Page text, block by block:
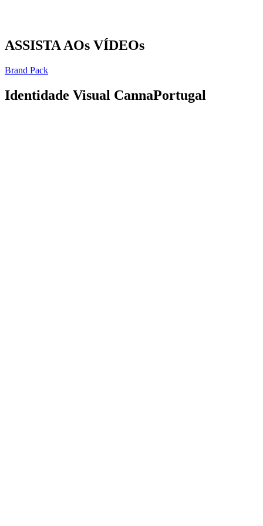
ASSISTA AOs VÍDEOs
Brand Pack
Identidade Visual CannaPortugal